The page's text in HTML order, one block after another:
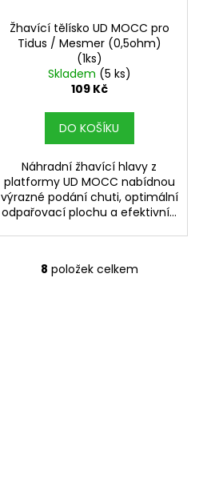
Žhavící tělísko UD MOCC pro
Tidus / Mesmer (0,5ohm)
(1ks)
Skladem (5 ks)
109 Kč
DO KOŠÍKU
Náhradní žhavící hlavy z
platformy UD MOCC nabídnou
výrazné podání chuti, optimální
odpařovací plochu a efektivní...
O
8 položek celkem